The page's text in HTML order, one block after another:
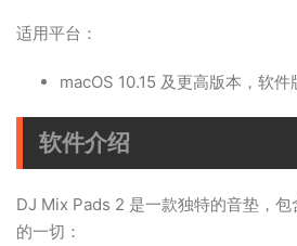
适用平台：
macOS 10.15 及更高版本，软
软件介绍
DJ Mix Pads 2 是一款独特的音垫，
的一切：